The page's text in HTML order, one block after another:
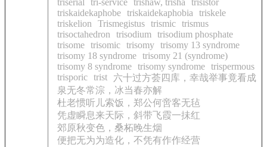
triserial tri-service trishaw, trisha
trisistor
triskaidekaphobe triskaidekaphobia
triskele
triskelion
Trismegistus trismic trismus
trisoctahedron
trisodium
trisodium phosphate
trisome trisomic trisomy trisomy 13 syndrome
trisomy 18 syndrome trisomy 21 (syndrome)
trisomy 8 syndrome trisomy syndrome trispermous
trisporic trist
六十过方荟四库，幸哉举事竟看成
泉无冬常淙，冰当春亦解
杜老惯听儿索饭，郑公何啻客无毡
凭虚瞬息来天际，斜带飞霞一抺红
郊原秋变色，桑柘晚生烟
便把无为为造化，不凭有作作经营